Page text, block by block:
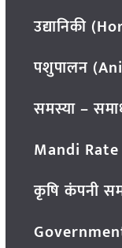
उद्यानिकी
पशुपालन
समस्या –
Mandi Rate
कृषि कंपनी